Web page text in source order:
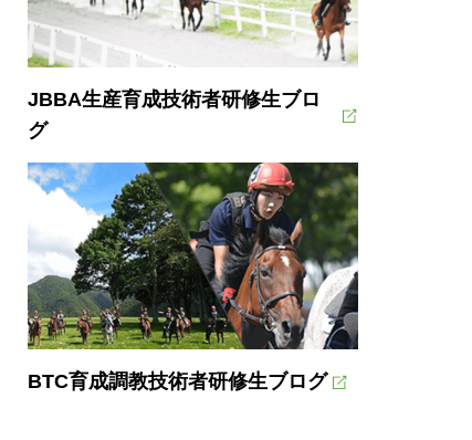
JBBA生産育成技術者研修生ブロ
グ
BTC育成調教技術者研修生ブログ